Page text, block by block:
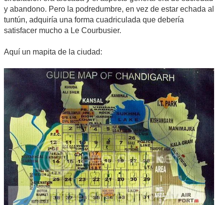
y abandono. Pero la podredumbre, en vez de estar echada al
tuntún, adquiría una forma cuadriculada que debería
satisfacer mucho a Le Courbusier.
Aquí un mapita de la ciudad: